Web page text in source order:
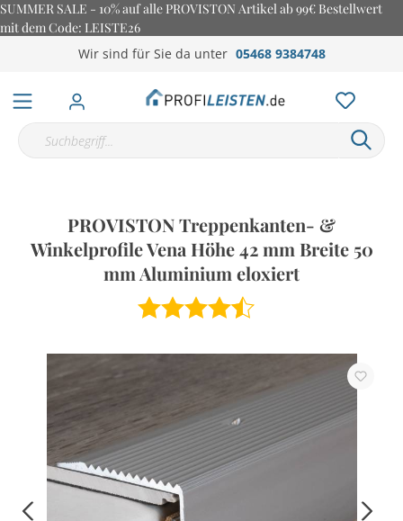
SUMMER SALE - 10% auf alle PROVISTON Artikel ab 99€ Bestellwert
mit dem Code: LEISTE26
Wir sind für Sie da unter 05468 9384748
PROVISTON Treppenkanten- &
Winkelprofile Vena Höhe 42 mm Breite 50
mm Aluminium eloxiert